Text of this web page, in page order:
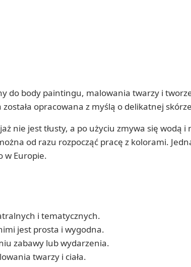
do body paintingu, malowania twarzy i
opracowana z myślą o delikatnej
nie jest tłusty, a po użyciu zmywa się wodą
od razu rozpocząć pracę z kolorami.
w Europie.
i tematycznych.
jest prosta i wygodna.
zabawy lub wydarzenia.
twarzy i ciała.